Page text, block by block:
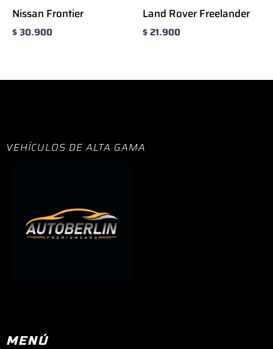
Nissan Frontier
$30.900
Land Rover Freelander
$21.900
VEHÍCULOS DE ALTA GAMA
MENÚ